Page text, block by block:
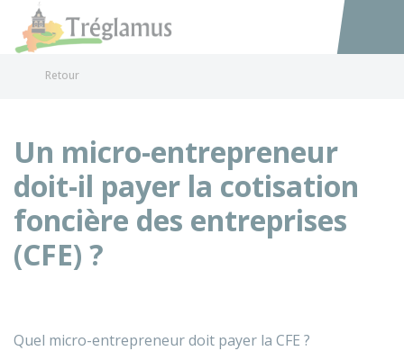
Accéder
Retour
Un micro-entrepreneur
doit-il payer la cotisation
foncière des entreprises
(CFE) ?
Quel micro-entrepreneur doit payer la CFE ?